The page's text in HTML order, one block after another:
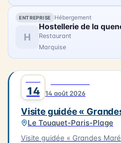
le spectacle est accessible
autorisées, espace convivial,
animations complètent la soirée. Tarifs :
les moins de 3 ans ; Moins
régulier : 35 €.
ENTREPRISE Hébergement
H
Restaurant
Marquise
14 14 août 2026
Visite guidée «
Le Touquet-Paris-Plage
Visite guidée « Grandes Marées » Le 14